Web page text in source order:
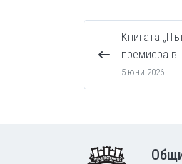
Книгата
премиера в
5 юни 2026